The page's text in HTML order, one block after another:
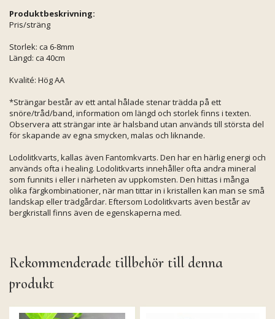
Produktbeskrivning:
Pris/sträng
Storlek: ca 6-8mm
Längd: ca 40cm
Kvalité: Hög AA
*Strängar består av ett antal hålade stenar trädda på ett
snöre/tråd/band, information om längd och storlek finns i texten.
Observera att strängar inte är halsband utan används till största del
för skapande av egna smycken, malas och liknande.
Lodolitkvarts, kallas även Fantomkvarts. Den har en härlig energi och
används ofta i healing. Lodolitkvarts innehåller ofta andra mineral
som funnits i eller i närheten av uppkomsten. Den hittas i många
olika färgkombinationer, när man tittar in i kristallen kan man se små
landskap eller trädgårdar. Eftersom Lodolitkvarts även består av
bergkristall finns även de egenskaperna med.
Rekommenderade tillbehör till denna
produkt